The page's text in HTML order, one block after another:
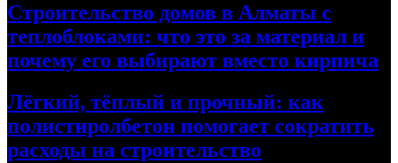
Строительство домов в Алматы с
теплоблоками: что это за материал и
почему его выбирают вместо кирпича
Лёгкий, тёплый и прочный: как
полистиролбетон помогает сократить
расходы на строительство